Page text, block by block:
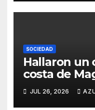
SOCIEDAD
Hallaron un
costa de
quinto
JUL 26, 2026